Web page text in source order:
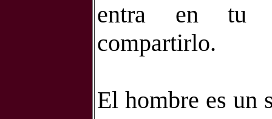
entra en tu
compartirlo.
El hombre es un